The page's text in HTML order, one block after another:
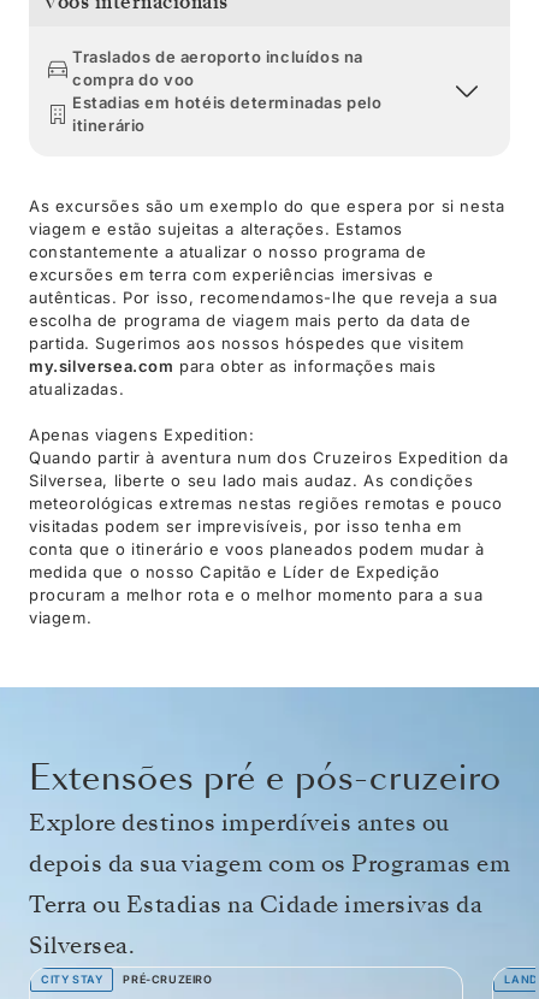
Traslados de aeroporto incluídos na
compra do voo
Estadias em hotéis determinadas pelo
itinerário
As excursões são um exemplo do que espera por si nesta
viagem e estão sujeitas a alterações. Estamos
constantemente a atualizar o nosso programa de
excursões em terra com experiências imersivas e
autênticas. Por isso, recomendamos-lhe que reveja a sua
escolha de programa de viagem mais perto da data de
partida. Sugerimos aos nossos hóspedes que visitem
my.silversea.com para obter as informações mais
atualizadas.
Apenas viagens Expedition:
Quando partir à aventura num dos Cruzeiros Expedition da
Silversea, liberte o seu lado mais audaz. As condições
meteorológicas extremas nestas regiões remotas e pouco
visitadas podem ser imprevisíveis, por isso tenha em
conta que o itinerário e voos planeados podem mudar à
medida que o nosso Capitão e Líder de Expedição
procuram a melhor rota e o melhor momento para a sua
viagem.
Extensões pré e pós-cruzeiro
Explore destinos imperdíveis antes ou
depois da sua viagem com os Programas em
Terra ou Estadias na Cidade imersivas da
Silversea.
CITY STAY PRÉ-CRUZEIRO